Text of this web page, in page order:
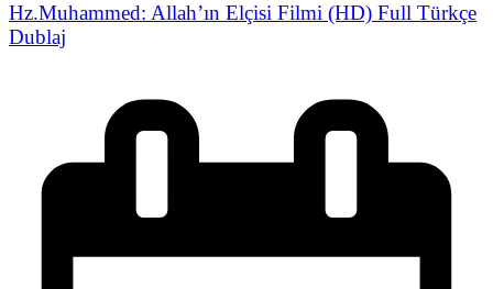
Hz.Muhammed: Allah’ın Elçisi Filmi (HD) Full Türkçe
Dublaj